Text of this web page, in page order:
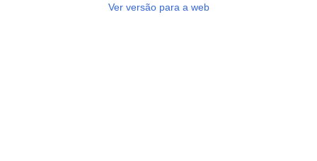
Ver versão para a web